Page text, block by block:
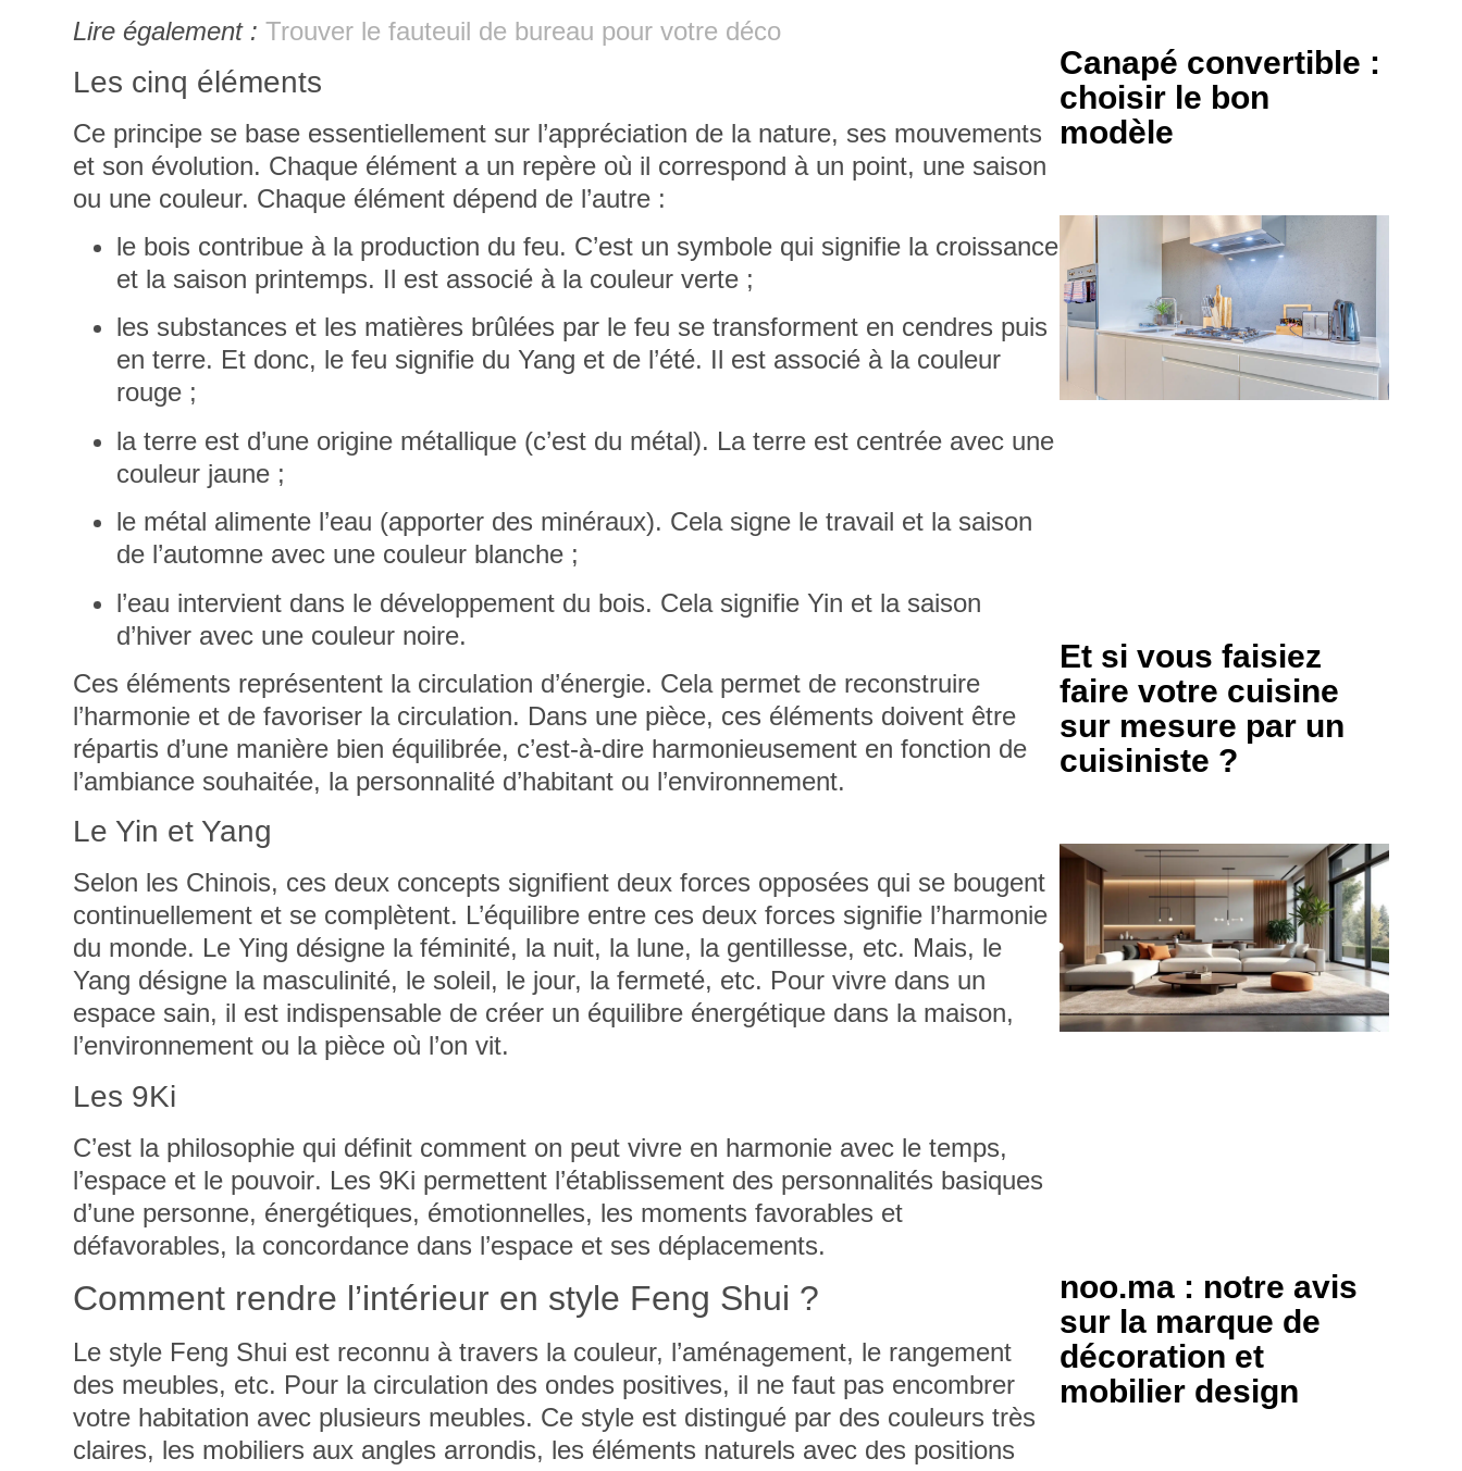
Lire également : Trouver le fauteuil de bureau pour votre déco
Les cinq éléments
Ce principe se base essentiellement sur l’appréciation de la nature, ses mouvements
et son évolution. Chaque élément a un repère où il correspond à un point, une saison
ou une couleur. Chaque élément dépend de l’autre :
le bois contribue à la production du feu. C’est un symbole qui signifie la croissance
et la saison printemps. Il est associé à la couleur verte ;
les substances et les matières brûlées par le feu se transforment en cendres puis
en terre. Et donc, le feu signifie du Yang et de l’été. Il est associé à la couleur
rouge ;
la terre est d’une origine métallique (c’est du métal). La terre est centrée avec une
couleur jaune ;
le métal alimente l’eau (apporter des minéraux). Cela signe le travail et la saison
de l’automne avec une couleur blanche ;
l’eau intervient dans le développement du bois. Cela signifie Yin et la saison
d’hiver avec une couleur noire.
Ces éléments représentent la circulation d’énergie. Cela permet de reconstruire
l’harmonie et de favoriser la circulation. Dans une pièce, ces éléments doivent être
répartis d’une manière bien équilibrée, c’est-à-dire harmonieusement en fonction de
l’ambiance souhaitée, la personnalité d’habitant ou l’environnement.
Le Yin et Yang
Selon les Chinois, ces deux concepts signifient deuxforces opposées qui se bougent
continuellement et se complètent. L’équilibre entre ces deux forces signifie l’harmonie
du monde. Le Ying désigne la féminité, la nuit, la lune, la gentillesse, etc. Mais, le
Yang désigne la masculinité, le soleil, le jour, la fermeté, etc. Pour vivre dans un
espace sain, il est indispensable de créer un équilibre énergétique dans la maison,
l’environnement ou la pièce où l’on vit.
Les 9Ki
C’est la philosophie qui définit comment on peut vivre en harmonie avec le temps,
l’espace et le pouvoir. Les 9Ki permettent l’établissement des personnalités basiques
d’une personne, énergétiques, émotionnelles, les moments favorables et
défavorables, la concordance dans l’espace et ses déplacements.
Comment rendre l’intérieur en style Feng Shui ?
Le style Feng Shui est reconnu à travers la couleur, l’aménagement, le rangement
des meubles, etc. Pour la circulation des ondes positives, il nefaut pas encombrer
votre habitation avec plusieurs meubles. Ce style est distingué par des couleurs très
claires, les mobiliers aux angles arrondis, les éléments naturels avec des positions
Canapé convertible :
choisir le bon
modèle
Et si vous faisiez
faire votre cuisine
sur mesure par un
cuisiniste ?
noo.ma : notre avis
sur la marque de
décoration et
mobilier design